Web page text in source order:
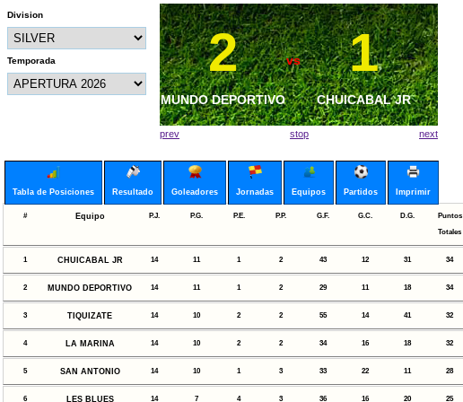
Division
Temporada 2
MUNDO DEPORTIVO
vs 1
CHUICABAL JR
0
MAR VISTA FC
vs 1
MUNDO DEPORTIVO
prev next
stop
Tabla de Posiciones Resultado Goleadores Jornadas Equipos Partidos Imprimir
# Equipo P.J. P.G. P.E. P.P. G.F. G.C. D.G.
Puntos
Totales
1 CHUICABAL JR 14 11 1 2 43 12 31 34
2 MUNDO DEPORTIVO 14 11 1 2 29 11 18 34
3 TIQUIZATE 14 10 2 2 55 14 41 32
4 LA MARINA 14 10 2 2 34 16 18 32
5 SAN ANTONIO 14 10 1 3 33 22 11 28
6 LES BLUES 14 7 4 3 36 16 20 25